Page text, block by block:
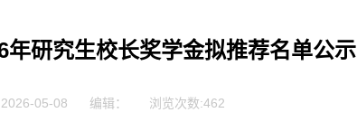
年研究生校长奖学金拟推荐名单公示
2026-05-08 编辑： 浏览次数:462